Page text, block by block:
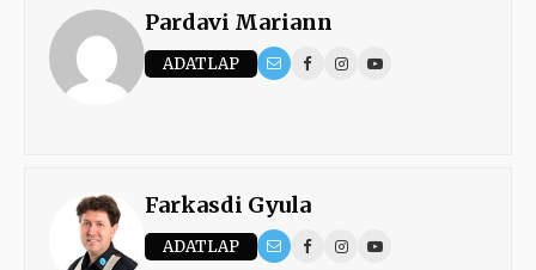
Pardavi Mariann
ADATLAP
Farkasdi Gyula
ADATLAP